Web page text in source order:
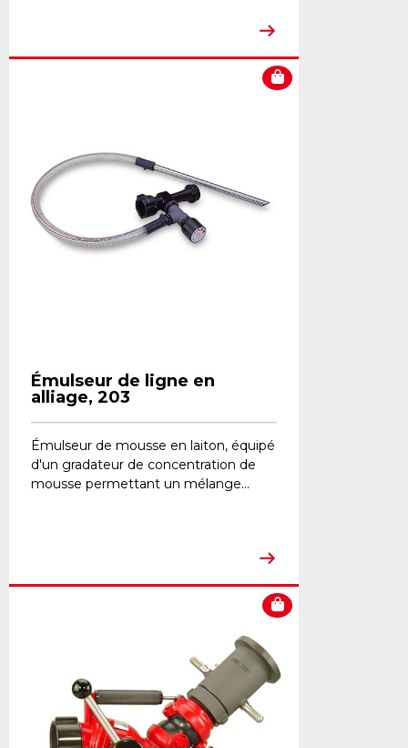
Émulseur de ligne en
alliage, 203
Émulseur de mousse en laiton, équipé
d'un gradateur de concentration de
mousse permettant un mélange...